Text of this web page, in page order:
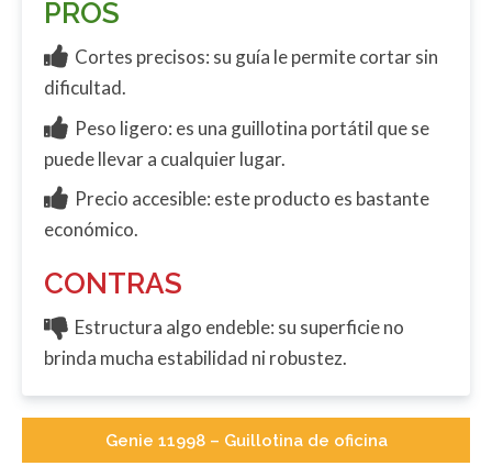
PROS
Cortes precisos: su guía le permite cortar sin
dificultad.
Peso ligero: es una guillotina portátil que se
puede llevar a cualquier lugar.
Precio accesible: este producto es bastante
económico.
CONTRAS
Estructura algo endeble: su superficie no
brinda mucha estabilidad ni robustez.
Genie 11998 – Guillotina de oficina